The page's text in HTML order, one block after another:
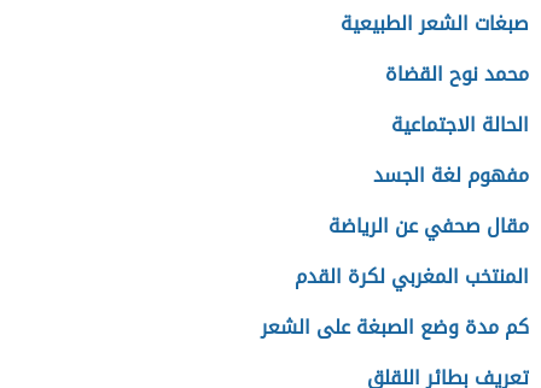
صبغات الشعر الطبيعية
محمد نوح القضاة
الحالة الاجتماعية
مفهوم لغة الجسد
مقال صحفي عن الرياضة
المنتخب المغربي لكرة القدم
كم مدة وضع الصبغة على الشعر
تعريف بطائر اللقلق